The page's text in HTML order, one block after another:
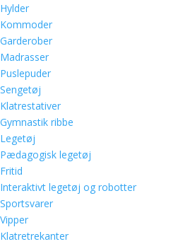
Hylder
Kommoder
Garderober
Madrasser
Puslepuder
Sengetøj
Klatrestativer
Gymnastik ribbe
Legetøj
Pædagogisk legetøj
Fritid
Interaktivt legetøj og robotter
Sportsvarer
Vipper
Klatretrekanter